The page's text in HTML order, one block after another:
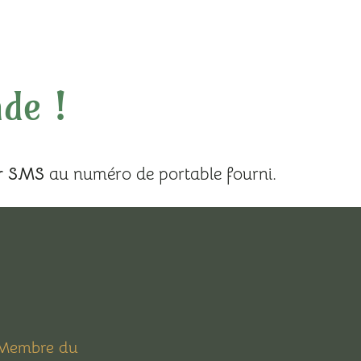
!
SMS au numéro de portable fourni.
du